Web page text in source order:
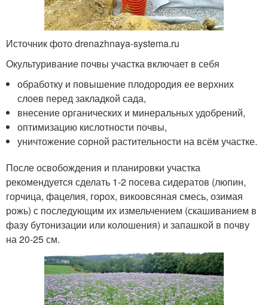
Источник фото drenazhnaya-systema.ru
Окультуривание почвы участка включает в себя
обработку и повышение плодородия ее верхних
слоев перед закладкой сада,
внесение органических и минеральных удобрений,
оптимизацию кислотности почвы,
уничтожение сорной растительности на всём участке.
После освобождения и планировки участка
рекомендуется сделать 1-2 посева сидератов (люпин,
горчица, фацелия, горох, викоовсяная смесь, озимая
рожь) с последующим их измельчением (скашиванием в
фазу бутонизации или колошения) и запашкой в почву
на 20-25 см.